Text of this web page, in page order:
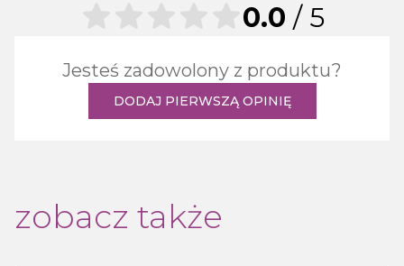
Jesteś zadowolony z produktu?
DODAJ PIERWSZĄ OPINIĘ
0.0 / 5
zobacz także